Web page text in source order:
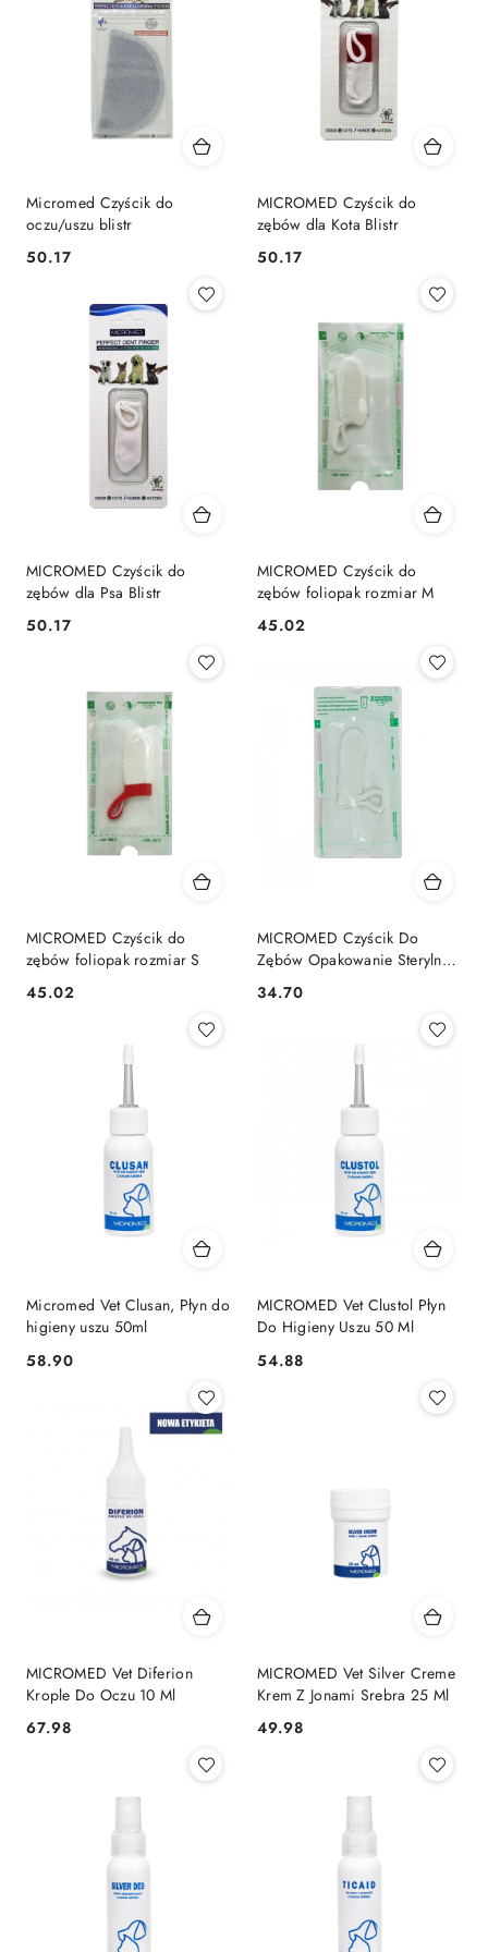
Micromed Czyścik do
oczu/uszu blistr
Cena:
50.17
MICROMED Czyścik do
zębów dla Kota Blistr
Cena:
50.17
MICROMED Czyścik do
zębów dla Psa Blistr
Cena:
50.17
MICROMED Czyścik do
zębów foliopak rozmiar M
Cena:
45.02
MICROMED Czyścik do
zębów foliopak rozmiar S
Cena:
45.02
MICROMED Czyścik Do
Zębów Opakowanie Sterylne
Rozmiar M
Cena:
34.70
Micromed Vet Clusan, Płyn do
higieny uszu 50ml
Cena:
58.90
MICROMED Vet Clustol Płyn
Do Higieny Uszu 50 Ml
Cena:
54.88
MICROMED Vet Diferion
Krople Do Oczu 10 Ml
Cena:
67.98
MICROMED Vet Silver Creme
Krem Z Jonami Srebra 25 Ml
Cena:
49.98